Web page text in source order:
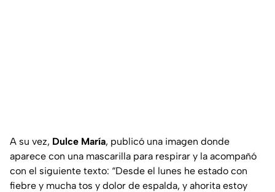
A su vez, Dulce María, publicó una imagen donde
aparece con una mascarilla para respirar y la acompañó
con el siguiente texto: “Desde el lunes he estado con
fiebre y mucha tos y dolor de espalda, y ahorita estoy